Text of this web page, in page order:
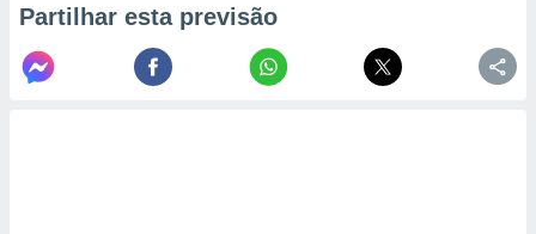
1199
Partilhar esta previsão